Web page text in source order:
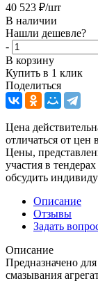
40 523 ₽/шт
В наличии
Нашли дешевле?
-
В корзину
Купить в 1 клик
Поделиться
Цена
отличаться от цен
Цены,
участия в
обсудить
Описание
Отзывы
Задать
Описание
Предназначено
смазывания